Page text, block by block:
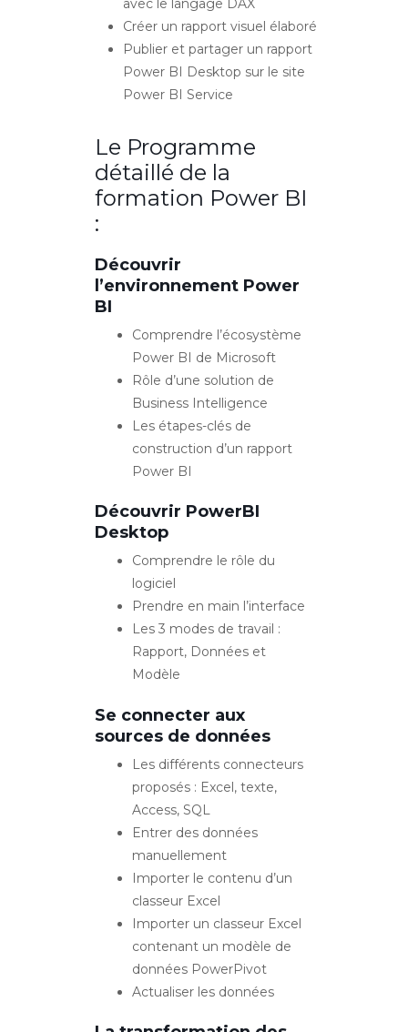
avec le langage DAX
Créer un rapport visuel élaboré
Publier et partager un rapport
Power BI Desktop sur le site
Power BI Service
Le Programme
détaillé de la
formation Power BI
:
Découvrir
l’environnement Power
BI
Comprendre l’écosystème
Power BI de Microsoft
Rôle d’une solution de
Business Intelligence
Les étapes-clés de
construction d’un rapport
Power BI
Découvrir PowerBI
Desktop
Comprendre le rôle du
logiciel
Prendre en main l’interface
Les 3 modes de travail :
Rapport, Données et
Modèle
Se connecter aux
sources de données
Les différents connecteurs
proposés : Excel, texte,
Access, SQL
Entrer des données
manuellement
Importer le contenu d’un
classeur Excel
Importer un classeur Excel
contenant un modèle de
données PowerPivot
Actualiser les données